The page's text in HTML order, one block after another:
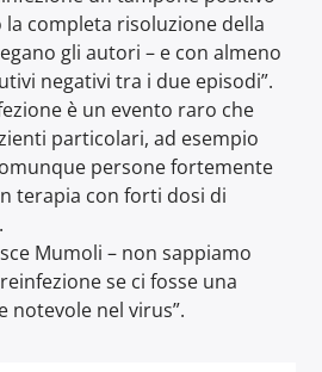
completa risoluzione della
gli autori – e con almeno
negativi tra i due episodi”.
è un evento raro che
particolari, ad esempio
persone fortemente
terapia con forti dosi di
Mumoli – non sappiamo
se ci fosse una
notevole nel virus”.